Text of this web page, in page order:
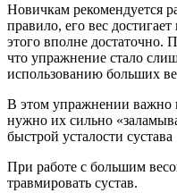
Новичкам рекомендуется
правило, его вес
этого вполне достаточно.
что упражнение стало
использованию больших
В этом упражнении важно
нужно их сильно
быстрой усталости сустава
При работе с большим
травмировать сустав.